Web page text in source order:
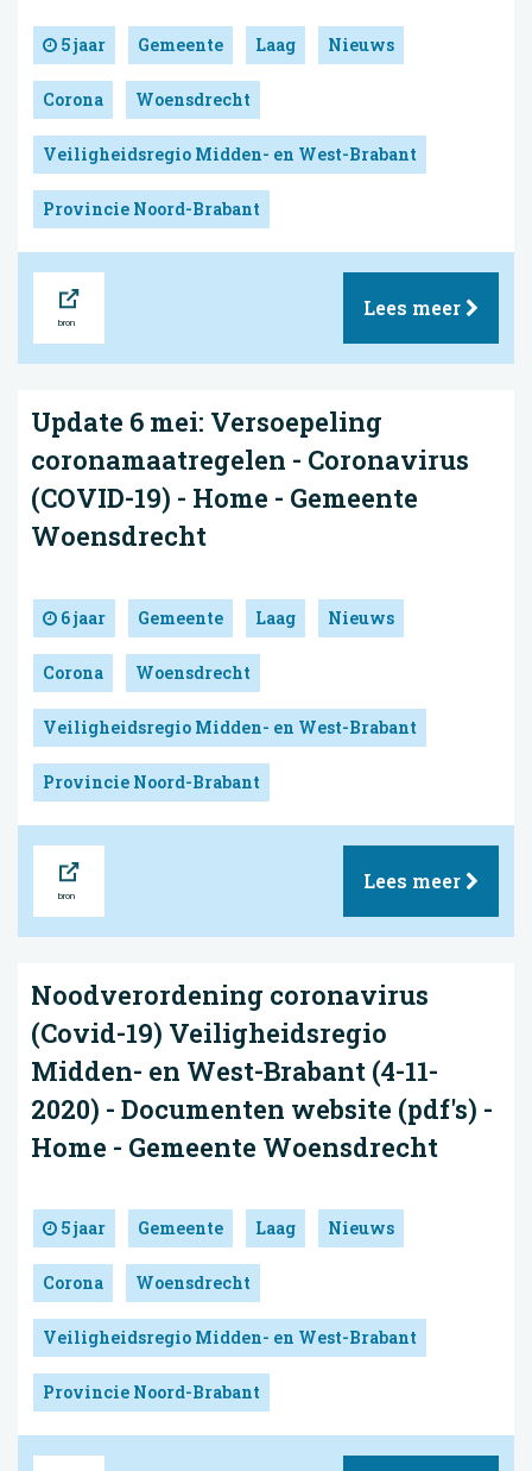
5 jaar Gemeente Laag Nieuws
Corona Woensdrecht
Veiligheidsregio Midden- en West-Brabant
Provincie Noord-Brabant
Lees meer
Update 6 mei: Versoepeling
coronamaatregelen - Coronavirus
(COVID-19) - Home - Gemeente
Woensdrecht
6 jaar Gemeente Laag Nieuws
Corona Woensdrecht
Veiligheidsregio Midden- en West-Brabant
Provincie Noord-Brabant
Lees meer
Noodverordening coronavirus
(Covid-19) Veiligheidsregio
Midden- en West-Brabant (4-11-
2020) - Documenten website (pdf's) -
Home - Gemeente Woensdrecht
5 jaar Gemeente Laag Nieuws
Corona Woensdrecht
Veiligheidsregio Midden- en West-Brabant
Provincie Noord-Brabant